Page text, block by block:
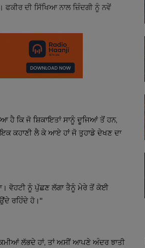
ਦੀ ਸਿੱਖਿਆ ਨਾਲ ਜ਼ਿੰਦਗੀ ਨੂੰ ਨਵੇਂ
ਹੈ ਕਿ ਜੋ ਸ਼ਿਕਾਇਤਾਂ ਸਾਨੂੰ ਦੂਜਿਆਂ ਤੋਂ ਹਨ,
ਕਹਾਣੀ ਲੈ ਕੇ ਆਏ ਹਾਂ ਜੋ ਤੁਹਾਡੇ ਦੇਖਣ ਦਾ
ਵੋਹਟੀ ਨੂੰ ਪੁੱਛਣ ਲੱਗਾ ਤੈਨੂੰ ਮੇਰੇ ਤੋਂ ਕੋਈ
ਰਹਿੰਦੇ ਹੋ।"
ਲੱਭਦੇ ਹਾਂ, ਤਾਂ ਅਸੀਂ ਆਪਣੇ ਅੰਦਰ ਝਾਤੀ